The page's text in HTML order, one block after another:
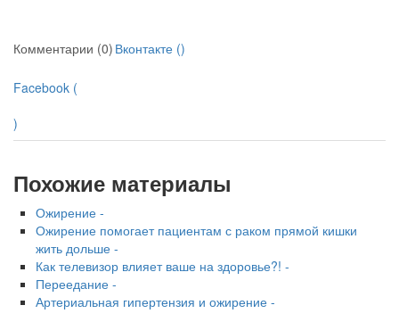
Комментарии (0) Вконтакте ()
Facebook (
)
Похожие материалы
Ожирение -
Ожирение помогает пациентам с раком прямой кишки
жить дольше -
Как телевизор влияет ваше на здоровье?! -
Переедание -
Артериальная гипертензия и ожирение -